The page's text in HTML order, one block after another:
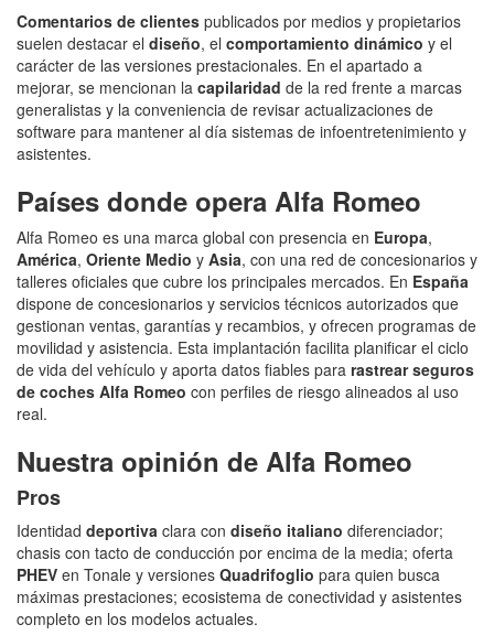
Comentarios de clientes publicados por medios y propietarios
suelen destacar el diseño, el comportamiento dinámico y el
carácter de las versiones prestacionales. En el apartado a
mejorar, se mencionan la capilaridad de la red frente a marcas
generalistas y la conveniencia de revisar actualizaciones de
software para mantener al día sistemas de infoentretenimiento y
asistentes.
Países donde opera Alfa Romeo
Alfa Romeo es una marca global con presencia en Europa,
América, Oriente Medio y Asia, con una red de concesionarios y
talleres oficiales que cubre los principales mercados. En España
dispone de concesionarios y servicios técnicos autorizados que
gestionan ventas, garantías y recambios, y ofrecen programas de
movilidad y asistencia. Esta implantación facilita planificar el ciclo
de vida del vehículo y aporta datos fiables para rastrear seguros
de coches Alfa Romeo con perfiles de riesgo alineados al uso
real.
Nuestra opinión de Alfa Romeo
Pros
Identidad deportiva clara con diseño italiano diferenciador;
chasis con tacto de conducción por encima de la media; oferta
PHEV en Tonale y versiones Quadrifoglio para quien busca
máximas prestaciones; ecosistema de conectividad y asistentes
completo en los modelos actuales.